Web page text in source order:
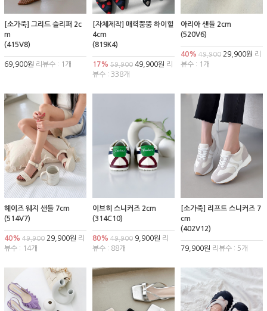
[소가죽] 그리드 슬리퍼 2c
m
(415V8)
69,900원 리뷰수 : 1개
[자체제작] 매력뿜뿜 하이힐
4cm
(819K4)
17% 59,90049,900원 리
뷰수 : 338개
아리아 샌들 2cm
(520V6)
40% 49,90029,900원 리
뷰수 : 1개
헤이즈 웨지 샌들 7cm
(514V7)
40% 49,900 29,900원 리
뷰수 : 14개
이브히 스니커즈 2cm
(314C10)
80% 49,9009,900원 리
뷰수 : 88개
[소가죽] 리프트 스니커즈 7
cm
(402V12)
79,900원 리뷰수 : 5개